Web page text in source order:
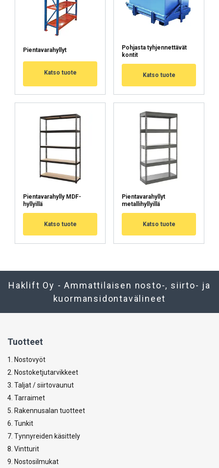
Pientavarahyllyt
Katso tuote
Pohjasta tyhjennettävät
kontit
Katso tuote
Pientavarahylly MDF-
hyllyillä
Katso tuote
Pientavarahyllyt
metallihyllyillä
Katso tuote
Haklift Oy - Ammattilaisen nosto-, siirto- ja
kuormansidontavälineet
Tuotteet
1. Nostovyöt
2. Nostoketjutarvikkeet
3. Taljat / siirtovaunut
4. Tarraimet
5. Rakennusalan tuotteet
6. Tunkit
7. Tynnyreiden käsittely
8. Vintturit
9. Nostosilmukat